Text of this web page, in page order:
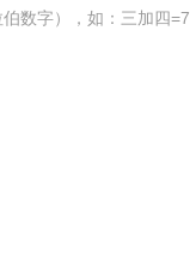
数字），如：三加四=7